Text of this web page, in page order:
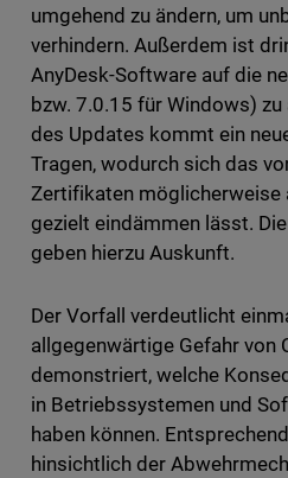
umgehend zu ändern, um
verhindern. Außerdem ist
AnyDesk-Software auf die
bzw. 7.0.15 für Windows)
des Updates kommt ein
Tragen, wodurch sich das
Zertifikaten möglicherweise
gezielt eindämmen lässt. Die
geben hierzu Auskunft.
Der Vorfall verdeutlicht
allgegenwärtige Gefahr von
demonstriert, welche
in Betriebssystemen und
haben können.
hinsichtlich der